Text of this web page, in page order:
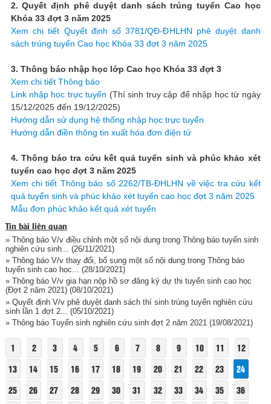
2. Quyết định phê duyệt danh sách trúng tuyển Cao học
Khóa 33 đợt 3 năm 2025
Xem chi tiết Quyết định số 3781/QĐ-ĐHLHN phê duyệt danh
sách trúng tuyển Cao học Khóa 33 đợt 3 năm 2025
3. Thông báo nhập học lớp Cao học Khóa 33 đợt 3
Xem chi tiết Thông báo
Link nhập học trực tuyến (Thí sinh truy cập để nhập học từ ngày
15/12/2025 đến 19/12/2025)
Hướng dẫn sử dụng hệ thống nhập học trực tuyến
Hướng dẫn điền thông tin xuất hóa đơn điện tử
4. Thông báo tra cứu kết quả tuyển sinh và phúc khảo xét
tuyển cao học đợt 3 năm 2025
Xem chi tiết Thông báo số 2262/TB-ĐHLHN về việc tra cứu kết
quả tuyển sinh và phúc khảo xét tuyển cao học đợt 3 năm 2025
Mẫu đơn phúc khảo kết quả xét tuyển
Tin bài liên quan
» Thông báo V/v điều chỉnh một số nội dung trong Thông báo tuyển sinh
nghiên cứu sinh...
(26/11/2021)
» Thông báo V/v thay đổi, bổ sung một số nội dung trong Thông báo
tuyển sinh cao học... (28/10/2021)
» Thông báo V/v gia hạn nộp hồ sơ đăng ký dự thi tuyển sinh cao học
(Đợt 2 năm 2021)(08/10/2021)
» Quyết định V/v phê duyệt danh sách thí sinh trúng tuyển nghiên cứu
sinh lần 1 đợt 2...
(05/10/2021)
» Thông báo Tuyển sinh nghiên cứu sinh đợt 2 năm 2021(19/08/2021)
1 2 3 4 5 6 7 8 9 10 11
12
13
14 15 16 17 18 19 20 21 22 23
24
25
26 27 28 29 30 31 32 33 34 35
36